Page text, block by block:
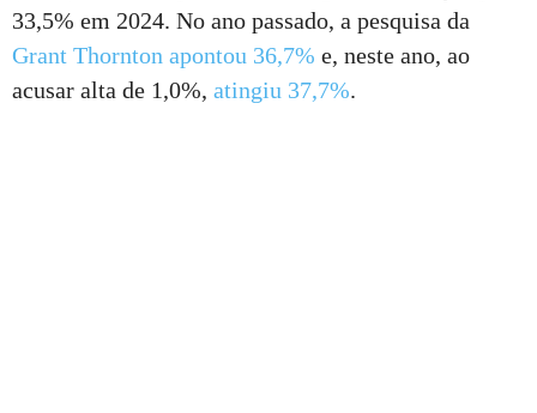
33,5% em 2024. No ano passado, a pesquisa da
Grant Thornton apontou 36,7% e, neste ano, ao
acusar alta de 1,0%, atingiu 37,7%.